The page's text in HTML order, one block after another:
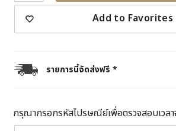
Add to Favorites
รายการนี้จัดส่งฟรี *
กรุณากรอกรหัสไปรษณีย์เพื่อตรวจสอบเวล